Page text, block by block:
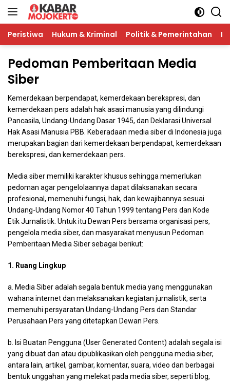
Langsung
Peristiwa Hukum & Kriminal Politik & Pemerintahan
Pedoman Pemberitaan Media
Siber
Kemerdekaan berpendapat, kemerdekaan berekspresi, dan
kemerdekaan pers adalah hak asasi manusia yang dilindungi
Pancasila, Undang-Undang Dasar 1945, dan Deklarasi Universal
Hak Asasi Manusia PBB. Keberadaan media siber di Indonesia juga
merupakan bagian dari kemerdekaan berpendapat, kemerdekaan
berekspresi, dan kemerdekaan pers.
Media siber memiliki karakter khusus sehingga memerlukan
pedoman agar pengelolaannya dapat dilaksanakan secara
profesional, memenuhi fungsi, hak, dan kewajibannya sesuai
Undang-Undang Nomor 40 Tahun 1999 tentang Pers dan Kode
Etik Jurnalistik. Untuk itu Dewan Pers bersama organisasi pers,
pengelola media siber, dan masyarakat menyusun Pedoman
Pemberitaan Media Siber sebagai berikut:
1. Ruang Lingkup
a. Media Siber adalah segala bentuk media yang menggunakan
wahana internet dan melaksanakan kegiatan jurnalistik, serta
memenuhi persyaratan Undang-Undang Pers dan Standar
Perusahaan Pers yang ditetapkan Dewan Pers.
b. Isi Buatan Pengguna (User Generated Content) adalah segala isi
yang dibuat dan atau dipublikasikan oleh pengguna media siber,
antara lain, artikel, gambar, komentar, suara, video dan berbagai
bentuk unggahan yang melekat pada media siber, seperti blog,